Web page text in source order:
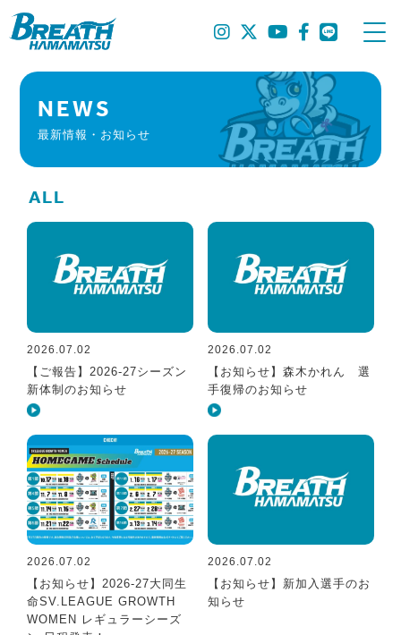
NEWS
最新情報・お知らせ
ALL
2026.07.02
【ご報告】2026-27シーズン
新体制のお知らせ
2026.07.02
【お知らせ】森木かれん 選
手復帰のお知らせ
2026.07.02
【お知らせ】2026-27大同生
命SV.LEAGUE GROWTH
WOMEN レギュラーシーズ
2026.07.02
【お知らせ】新加入選手のお
知らせ